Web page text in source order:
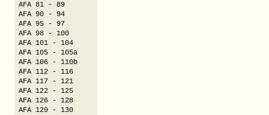
AFA 81 - 89
AFA 90 - 94
AFA 95 - 97
AFA 98 - 100
AFA 101 - 104
AFA 105 - 105a
AFA 106 - 110b
AFA 112 - 116
AFA 117 - 121
AFA 122 - 125
AFA 126 - 128
AFA 129 - 130